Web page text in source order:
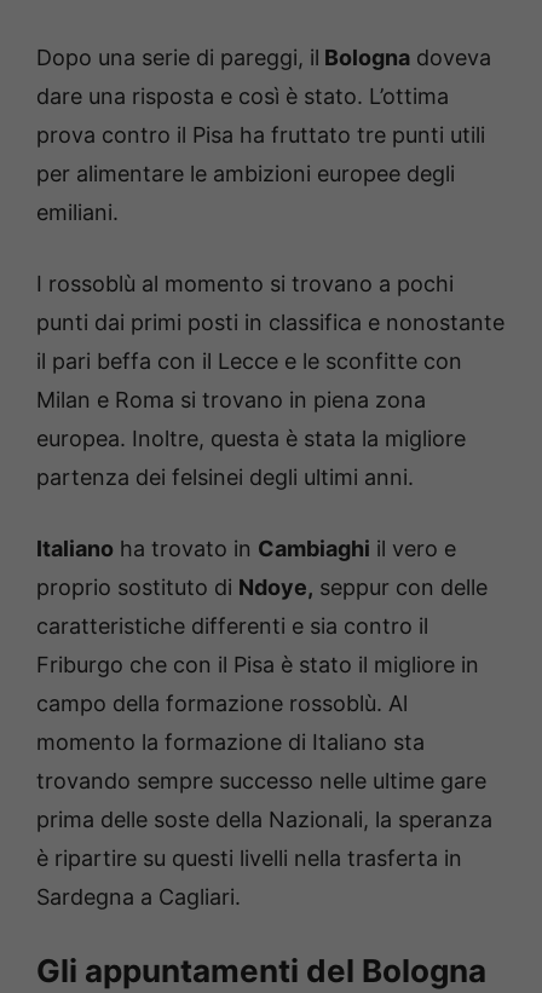
Dopo una serie di pareggi, il Bologna doveva
dare una risposta e così è stato. L’ottima
prova contro il Pisa ha fruttato tre punti utili
per alimentare le ambizioni europee degli
emiliani.
I rossoblù al momento si trovano a pochi
punti dai primi posti in classifica e nonostante
il pari beffa con il Lecce e le sconfitte con
Milan e Roma si trovano in piena zona
europea. Inoltre, questa è stata la migliore
partenza dei felsinei degli ultimi anni.
Italiano ha trovato in Cambiaghi il vero e
proprio sostituto di Ndoye, seppur con delle
caratteristiche differenti e sia contro il
Friburgo che con il Pisa è stato il migliore in
campo della formazione rossoblù. Al
momento la formazione di Italiano sta
trovando sempre successo nelle ultime gare
prima delle soste della Nazionali, la speranza
è ripartire su questi livelli nella trasferta in
Sardegna a Cagliari.
Gli appuntamenti del Bologna